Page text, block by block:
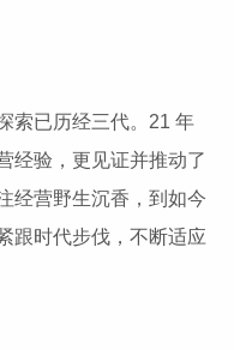
索已历经三代。21 年
经验，更见证并推动了
经营野生沉香，到如今
跟时代步伐，不断适应